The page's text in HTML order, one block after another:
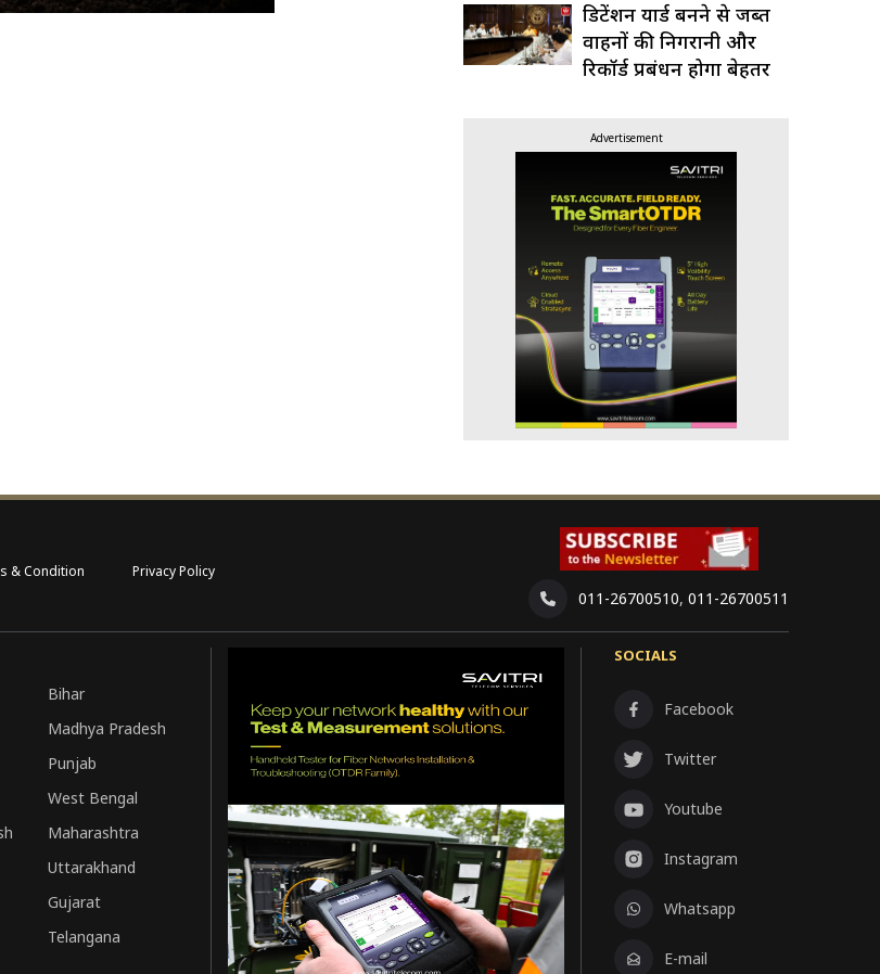
डिटेंशन यार्ड बनने से जब्त
वाहनों की निगरानी और
रिकॉर्ड प्रबंधन होगा बेहतर
Advertisement
& Condition Privacy Policy
011-26700510, 011-26700511
Bihar
Madhya Pradesh
Punjab
West Bengal
Maharashtra
Uttarakhand
Gujarat
Telangana
SOCIALS
Facebook
Twitter
Youtube
Instagram
Whatsapp
E-mail